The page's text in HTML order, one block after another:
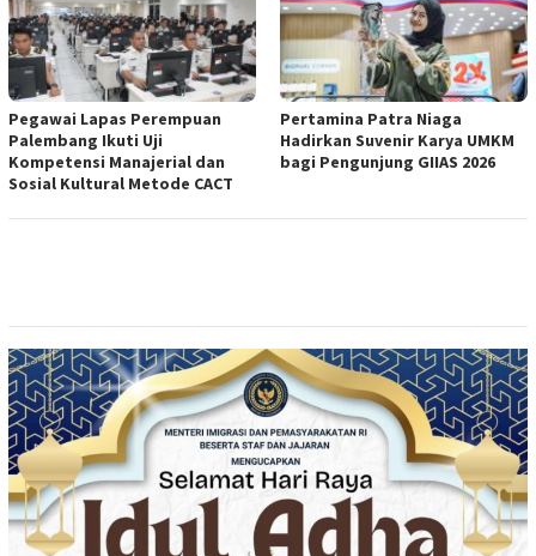
Pegawai Lapas Perempuan
Palembang Ikuti Uji
Kompetensi Manajerial dan
Sosial Kultural Metode CACT
Pertamina Patra Niaga
Hadirkan Suvenir Karya UMKM
bagi Pengunjung GIIAS 2026